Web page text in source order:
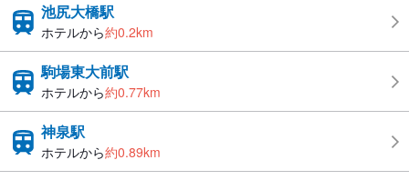
池尻大橋駅
ホテルから約0.2km
駒場東大前駅
ホテルから約0.77km
神泉駅
ホテルから約0.89km